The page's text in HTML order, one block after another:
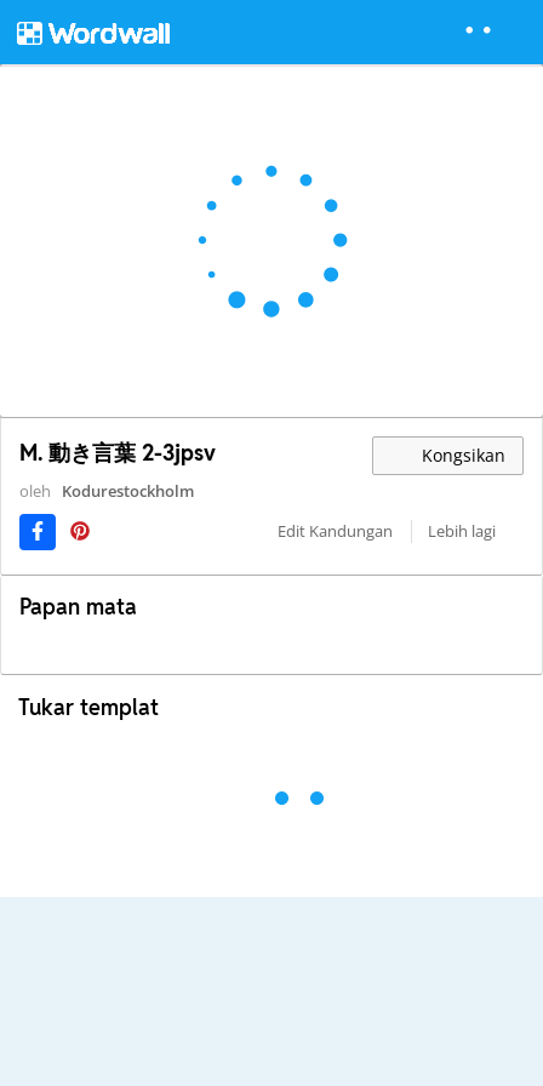
M. 動き言葉 2-3jpsv Kongsikan
oleh
Kodurestockholm
Edit Kandungan
Lebih lagi
Papan mata
Tukar templat